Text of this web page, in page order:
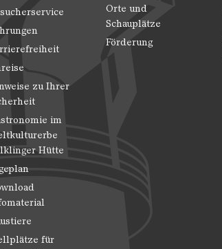
zu Ihrer
im
Hütte
für
Orte und
Schauplätze
Förderung